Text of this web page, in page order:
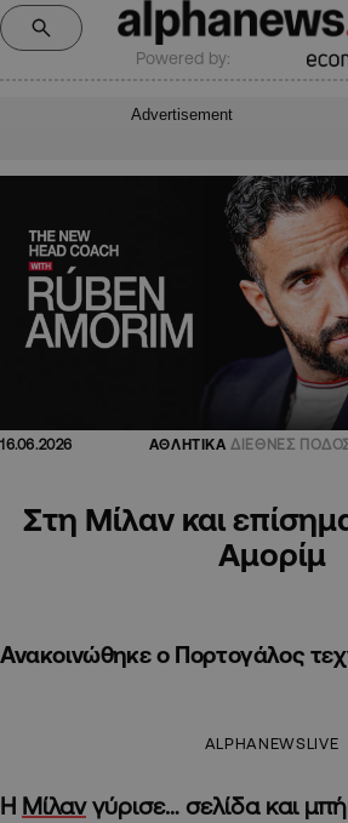
Powered by:
Advertisement
16.06.2026 ΑΘΛΗΤΙΚΑ ΔΙΕΘΝΕΣ
Στη Μίλαν και
Αμορίμ
Ανακοινώθηκε ο Πορτογάλος
ALPHANEWSLIVE
Η Μίλανγύρισε… σελίδα και